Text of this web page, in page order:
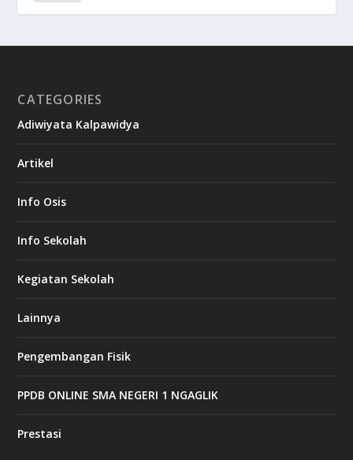
CATEGORIES
Adiwiyata Kalpawidya
Artikel
Info Osis
Info Sekolah
Kegiatan Sekolah
Lainnya
Pengembangan Fisik
PPDB ONLINE SMA NEGERI 1 NGAGLIK
Prestasi